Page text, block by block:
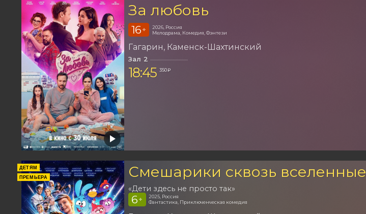
За любовь
16 +
2026, Россия
Мелодрама, Комедия, Фэнтези
Гагарин Каменск-Шахтинский
Зал 2
18:45 350 ₽
ДЕТЯМ
ПРЕМЬЕРА
Смешарики сквозь вселенные
«Дети здесь не просто так»
6 +
2025, Россия
Фантастика, Приключенческая комедия